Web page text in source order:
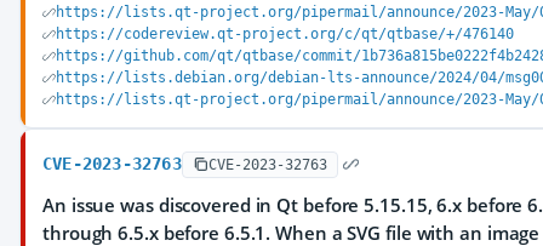
https://lists.qt-project.org/pipermail/announce/2023-May/
https://codereview.qt-project.org/c/qt/qtbase/+/476140
https://github.com/qt/qtbase/commit/
https://lists.debian.org/debian-lts-announce/2024/04/
https://lists.qt-project.org/pipermail/announce/2023-May/
CVE-2023-32763 CVE-2023-32763
An issue was discovered in Qt before 5.15.15, 6.x before
through 6.5.x before 6.5.1. When a SVG file with an